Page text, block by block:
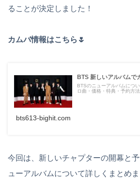
ることが決定しました！
カムバ情報はこちら🌷
BTS 新しいアルバムで
BTSのニューアルバムにつ
ロ曲・価格・特典・予約方法
bts613-bighit.com
今回は、新しいチャプターの開幕と
ューアルバムについて詳しくまとめま